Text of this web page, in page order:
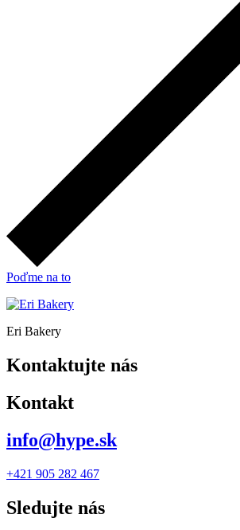
Poďme na to
Eri Bakery
Kontaktujte nás
Kontakt
info@hype.sk
+421 905 282 467
Sledujte nás